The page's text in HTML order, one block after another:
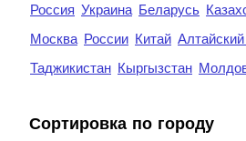
Россия Украина Беларусь
Москва России Китай
Таджикистан Кыргызстан
Cортировка по городу